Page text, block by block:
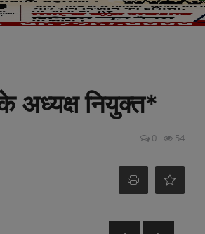
अध्यक्ष नियुक्त*
0 54